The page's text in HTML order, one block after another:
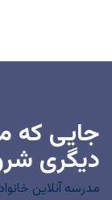
جایی که
دیگری
مدرسه آنلاین